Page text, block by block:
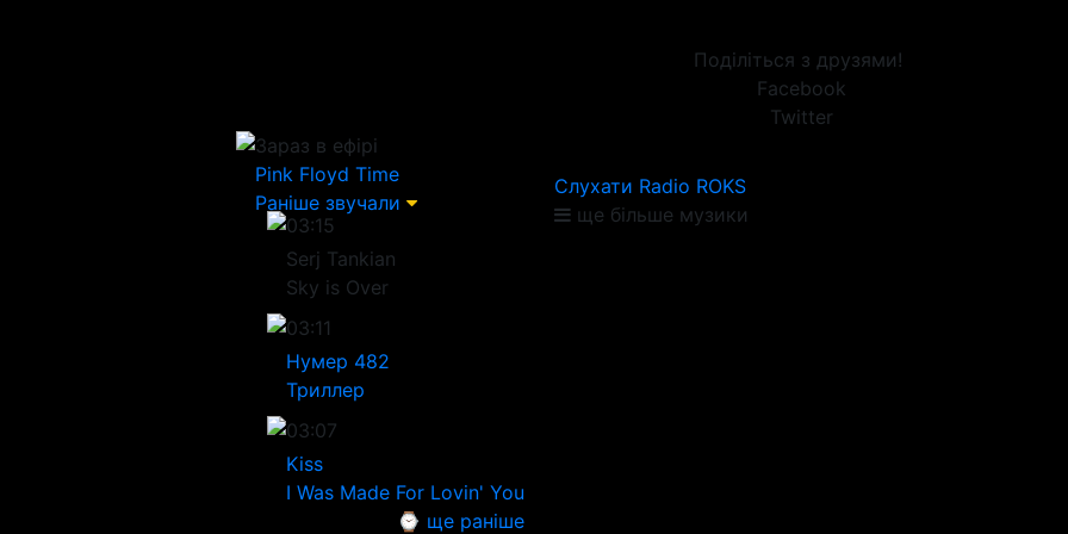
Поділіться з друзями!
Facebook
Twitter
Зараз в ефірі
Pink Floyd Time
Раніше звучали
03:15
Serj Tankian
Sky is Over
03:11
Нумер 482
Триллер
03:07
Kiss
I Was Made For Lovin' You
⌚ ще раніше
Слухати Radio ROKS
ще більше музики